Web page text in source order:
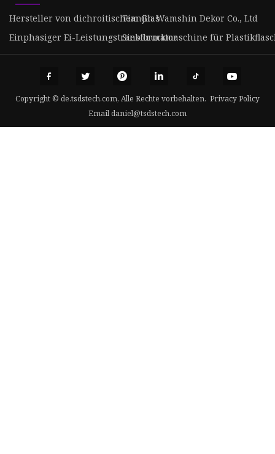
Hersteller von dichroitischem GlasTianjin Wamshin Dekor Co., Ltd
Einphasiger Ei-Leistungstransformator
Siebdruckmaschine für
Copyright © de.tsdstech.com, Alle Rechte vorbehalten. Privacy Policy
Emaildaniel@tsdstech.com